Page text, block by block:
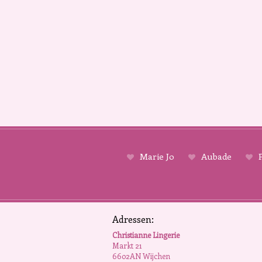
Marie Jo Aubade
Adressen:
Christianne Lingerie
Markt 21
6602AN Wijchen